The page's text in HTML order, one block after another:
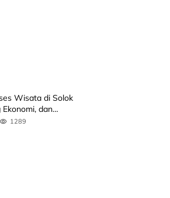
Wisata di Solok
dan
1289